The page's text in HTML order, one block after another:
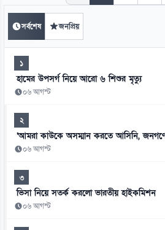
সর্বশেষ জনপ্রিয়
১
হামের উপসর্গ নিয়ে আরো ৬ শিশুর মৃত্যু
০৬ আগস্ট
২
‘আমরা কাউকে অসম্মান করতে আসিনি,
০৬ আগস্ট
৩
ভিসা নিয়ে সতর্ক করলো ভারতীয় হাইকমিশন
০৬ আগস্ট